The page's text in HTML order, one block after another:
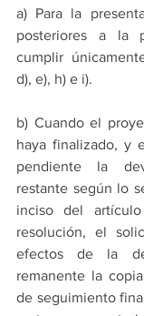
a) Para la
posteriores a la
cumplir
d), e), h) e i).
b) Cuando el
haya finalizado, y
pendiente la
restante según lo
inciso del
resolución, el
efectos de la
remanente la
de seguimiento